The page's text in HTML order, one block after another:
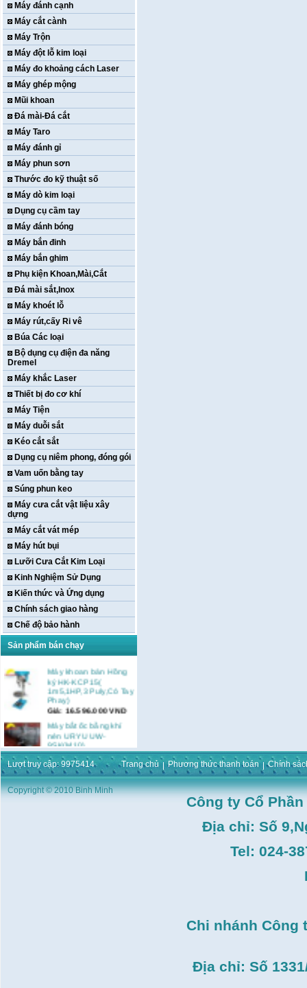
Máy đánh cạnh
Máy cắt cành
Máy Trộn
Máy đột lỗ kim loại
Máy đo khoảng cách Laser
Máy ghép mộng
Mũi khoan
Đá mài-Đá cắt
Máy Taro
Máy đánh gỉ
Máy phun sơn
Thước đo kỹ thuật số
Máy dò kim loại
Dụng cụ cầm tay
Máy đánh bóng
Máy bắn đinh
Máy bắn ghim
Phụ kiện Khoan,Mài,Cắt
Đá mài sắt,Inox
Máy khoét lỗ
Máy rút,cấy Ri vê
Búa Các loại
Bộ dụng cụ điện đa năng
Dremel
Máy khắc Laser
Thiết bị đo cơ khí
Máy Tiện
Máy duỗi sắt
Kéo cắt sắt
Dụng cụ niêm phong, đóng gói
Vam uốn bằng tay
Súng phun keo
Máy cưa cắt vật liệu xây
dựng
Máy cắt vát mép
Máy hút bụi
Lưỡi Cưa Cắt Kim Loại
Kinh Nghiệm Sử Dụng
Kiến thức và Ứng dụng
Chính sách giao hàng
Chế độ bảo hành
Sản phẩm bán chạy
Máy khoan bàn Hồng
ký HK-KCP15(
1m5,1HP,3 Puly,Có Tay
Phay)
Giá:16.596.000VND
Máy bắt ốc bằng khí
nén URYU UW-
9SK(M10)
Giá:0VND
Máy duỗi sắt Hồng ký
HK–DSM114( 1HP,Ø8 -
Ø10)
Lượt truy cập: 9975414 Trang chủ Phương thức thanh toán Chính
Copyright © 2010 Binh Minh
Công ty Cổ
Địa chỉ: Số
Tel: 024-
Chi nhánh Công
Địa chỉ: Số